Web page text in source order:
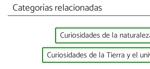
Categorías relacionadas
Curiosidades de la
Curiosidades de la Tierra y el